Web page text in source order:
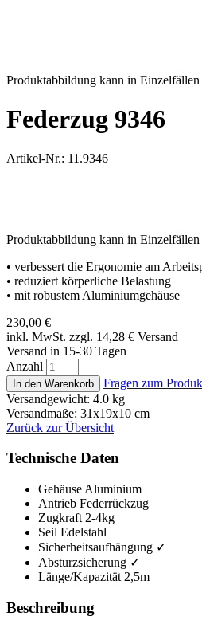
Produktabbildung kann in Einzelfällen
Federzug 9346
Artikel-Nr.: 11.9346
Produktabbildung kann in Einzelfällen
• verbessert die Ergonomie am
• reduziert körperliche Belastung
• mit robustem Aluminiumgehäuse
230,00 €
inkl. MwSt. zzgl. 14,28 € Versand
Versand in 15-30 Tagen
Anzahl
Fragen zum
Versandgewicht: 4.0 kg
Versandmaße: 31x19x10 cm
Zurück zur Übersicht
Technische Daten
Gehäuse Aluminium
Antrieb Federrückzug
Zugkraft 2-4kg
Seil Edelstahl
Sicherheitsaufhängung ✓
Absturzsicherung ✓
Länge/Kapazität 2,5m
Beschreibung